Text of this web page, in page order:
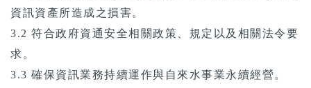
資訊資產所造成之損害。
3.2 符合政府資通安全相關政策、規定以及相關法令要
求。
3.3 確保資訊業務持續運作與自來水事業永續經營。